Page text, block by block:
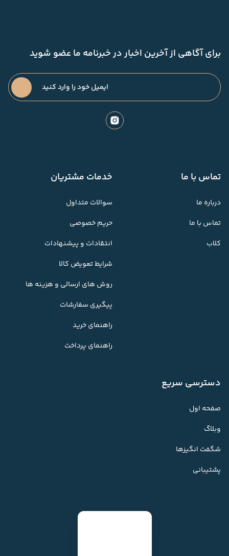
برای آگاهی از آخرین اخبار در خبرنامه ما عضو شوید
تماس با ما
درباره ما
تماس با ما
کلاب
خدمات مشتریان
سوالات متداول
حریم خصوصی
انتقادات و پیشنهادات
شرایط تعویض کالا
روش های ارسالی و هزینه ها
پیگیری سفارشات
راهنمای خرید
راهنمای پرداخت
دسترسی سریع
صفحه اول
وبلاگ
شگفت انگیزها
پشتیبانی